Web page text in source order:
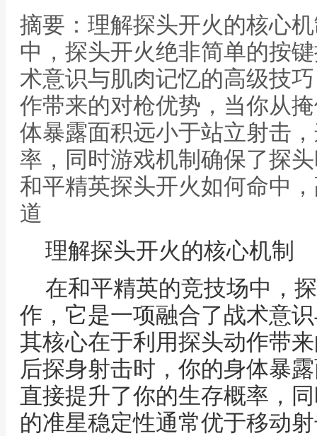
摘要：理解探头开火的核心
中，探头开火绝非简单的按
术意识与肌肉记忆的高级技
作带来的对枪优势，当你从
体暴露面积远小于站立射击
率，同时游戏机制确保了探
和平精英探头开火如何命中
道
理解探头开火的核心机制
在和平精英的竞技场中，
作，它是一项融合了战术意
其核心在于利用探头动作带
后探身射击时，你的身体暴
直接提升了你的生存概率，
的准星稳定性通常优于移动